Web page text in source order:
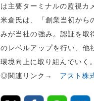
は主要ターミナルの監視カ
米倉氏は、「創業当初から
みが当社の強み。認証を取
のレベルアップを行い、他
環境向上に取り組んでいく。
◎関連リンク→ アスト株